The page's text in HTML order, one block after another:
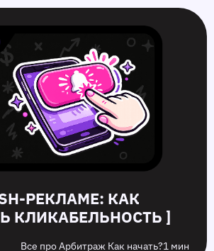
РЕКЛАМЕ: КАК
КЛИКАБЕЛЬНОСТЬ ]
Все про Арбитраж Как начать?1 мин